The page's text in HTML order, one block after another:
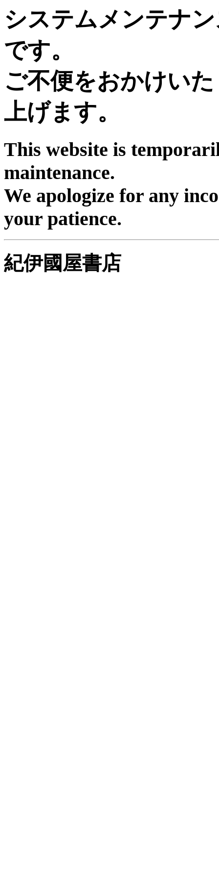
システムメンテナ
です。
ご不便をおかけい
上げます。
This website is
maintenance.
We apologize for any
your patience.
紀伊國屋書店